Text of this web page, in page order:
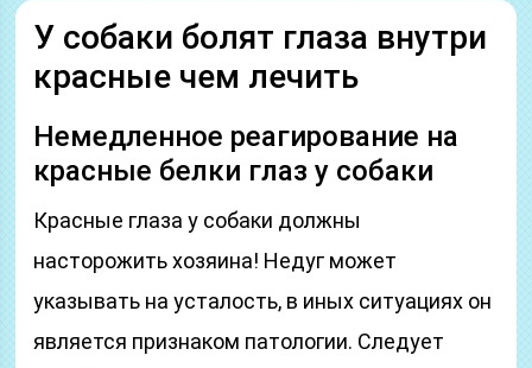
У собаки болят глаза внутри
красные чем лечить
Немедленное реагирование на
красные белки глаз у собаки
Красные глаза у собаки должны
насторожить хозяина! Недуг может
указывать на усталость, в иных ситуациях он
является признаком патологии. Следует